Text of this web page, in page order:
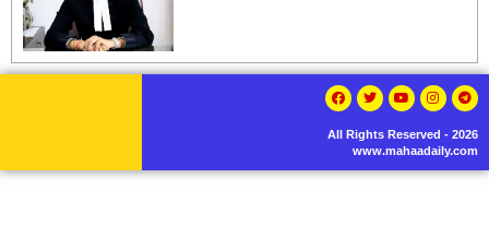
All Rights Reserved - 2026
www.mahaadaily.com